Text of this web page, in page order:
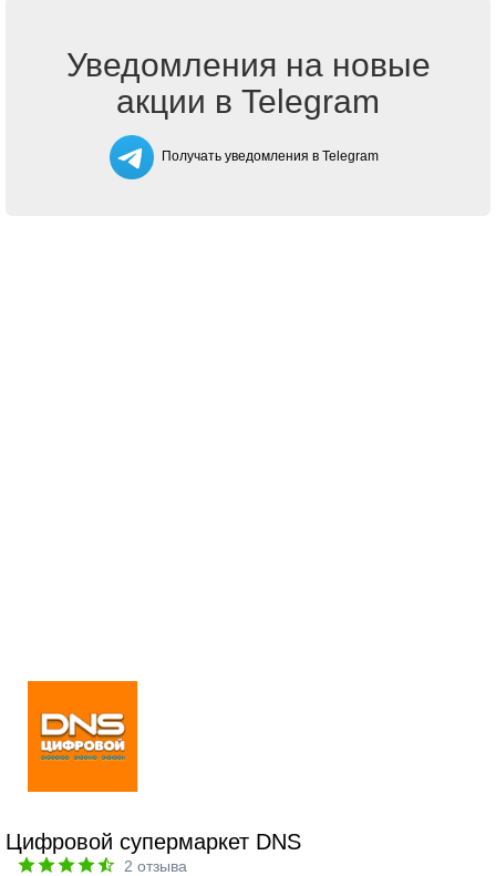
Уведомления на новые
акции в Telegram
Получать уведомления в Telegram
Цифровой супермаркет DNS
2 отзыва